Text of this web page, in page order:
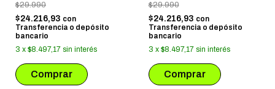
$29.990
$24.216,93 con
Transferencia o depósito
bancario
3 x $8.497,17 sin interés
$29.990
$24.216,93 con
Transferencia o depósito
bancario
3 x $8.497,17 sin interés